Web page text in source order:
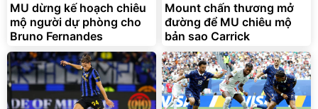
MU dừng kế hoạch chiêu
mộ người dự phòng cho
Bruno Fernandes
Mount chấn thương mở
đường để MU chiêu mộ
bản sao Carrick